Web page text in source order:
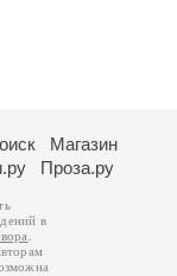
Магазин
Проза.ру
в